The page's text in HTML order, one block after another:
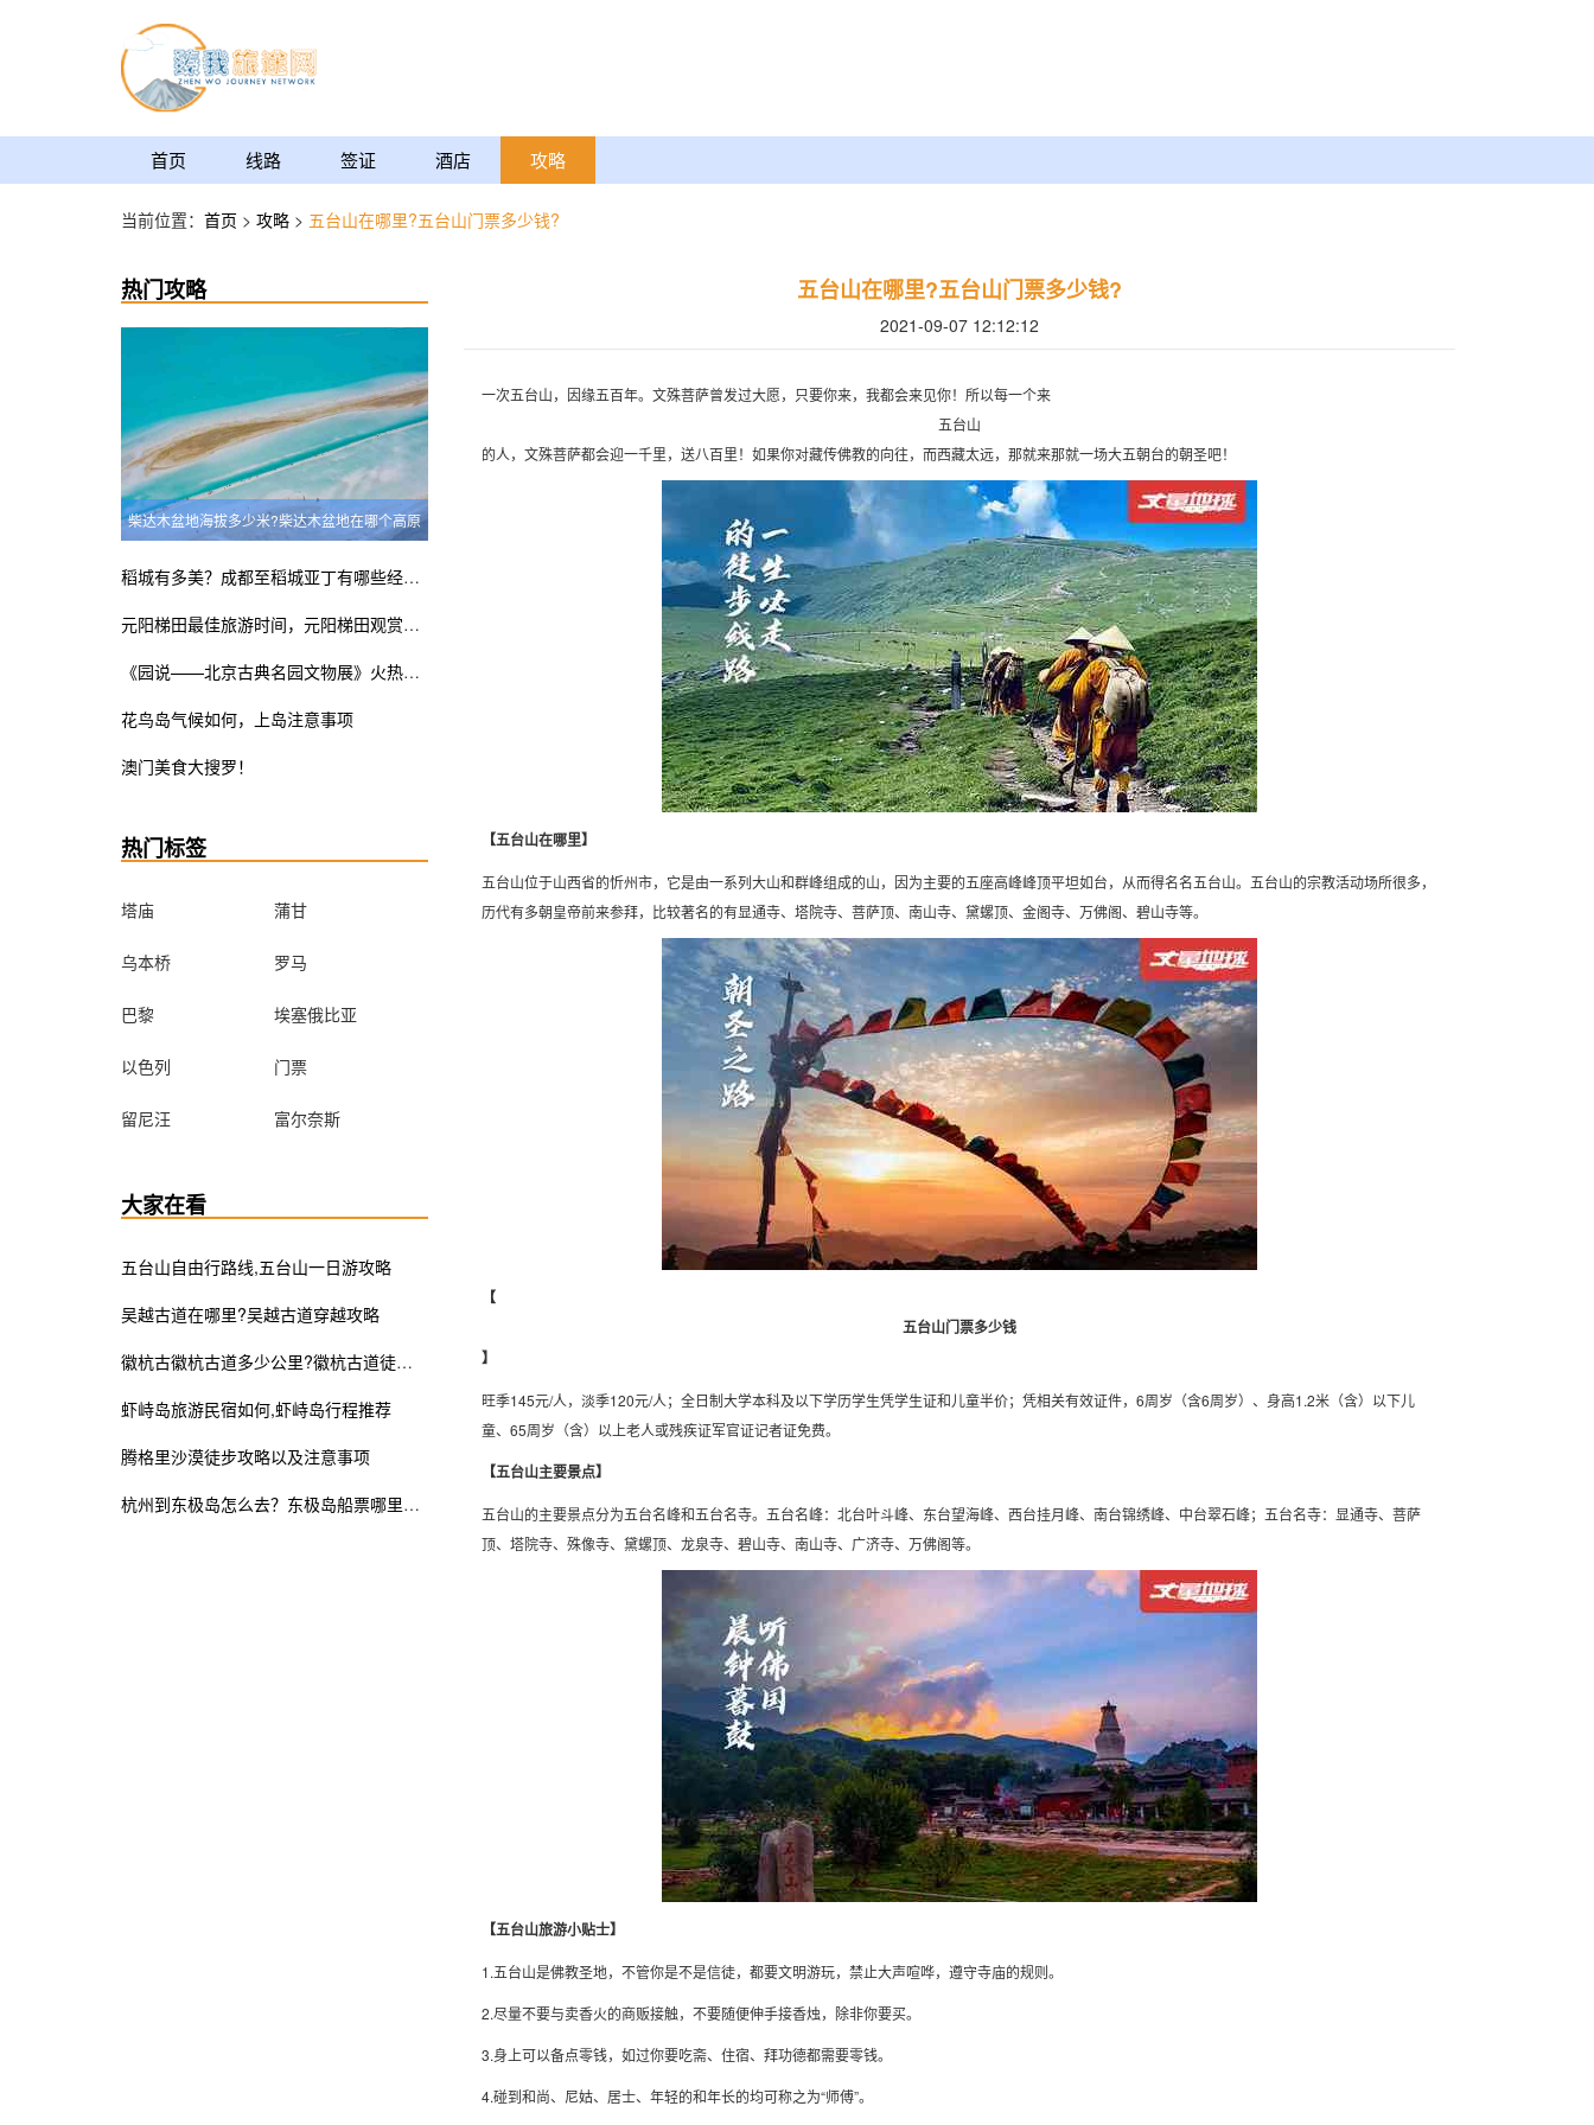
首页 线路 签证 酒店 攻略
当前位置： 首页 > 攻略 > 五台山在哪里?五台山门票多少钱?
热门攻略
柴达木盆地海拔多少米?柴达木盆地在哪个高原
稻城有多美？成都至稻城亚丁有哪些经典线路？
元阳梯田最佳旅游时间，元阳梯田观赏指南
《园说——北京古典名园文物展》火热展览中。皇家瓷器竟也是少女粉ins风？错过这次展览遗憾终生
花鸟岛气候如何，上岛注意事项
澳门美食大搜罗！
热门标签
塔庙 蒲甘
乌本桥 罗马
巴黎 埃塞俄比亚
以色列 门票
留尼汪 富尔奈斯
大家在看
五台山自由行路线,五台山一日游攻略
吴越古道在哪里?吴越古道穿越攻略
徽杭古徽杭古道多少公里?徽杭古道徒步攻略
虾峙岛旅游民宿如何,虾峙岛行程推荐
腾格里沙漠徒步攻略以及注意事项
杭州到东极岛怎么去？东极岛船票哪里订?
五台山在哪里?五台山门票多少钱?
2021-09-07 12:12:12
一次五台山，因缘五百年。文殊菩萨曾发过大愿，只要你来，我都会来见你！所以每一个来
五台山
的人，文殊菩萨都会迎一千里，送八百里！如果你对藏传佛教的向往，而西藏太远，那就来那就一场大五朝台的朝圣吧！
【五台山在哪里】
五台山位于山西省的忻州市，它是由一系列大山和群峰组成的山，因为主要的五座高峰峰顶平坦如台，从而得名名五台山。五台山的宗教活动场所很多，
历代有多朝皇帝前来参拜，比较著名的有显通寺、塔院寺、菩萨顶、南山寺、黛螺顶、金阁寺、万佛阁、碧山寺等。
【
五台山门票多少钱
】
旺季145元/人，淡季120元/人；全日制大学本科及以下学历学生凭学生证和儿童半价；凭相关有效证件，6周岁（含6周岁）、身高1.2米（含）以下儿
童、65周岁（含）以上老人或残疾证军官证记者证免费。
【五台山主要景点】
五台山的主要景点分为五台名峰和五台名寺。五台名峰：北台叶斗峰、东台望海峰、西台挂月峰、南台锦绣峰、中台翠石峰；五台名寺：显通寺、菩萨
顶、塔院寺、殊像寺、黛螺顶、龙泉寺、碧山寺、南山寺、广济寺、万佛阁等。
【五台山旅游小贴士】
1.五台山是佛教圣地，不管你是不是信徒，都要文明游玩，禁止大声喧哗，遵守寺庙的规则。
2.尽量不要与卖香火的商贩接触，不要随便伸手接香烛，除非你要买。
3.身上可以备点零钱，如过你要吃斋、住宿、拜功德都需要零钱。
4.碰到和尚、尼姑、居士、年轻的和年长的均可称之为“师傅”。